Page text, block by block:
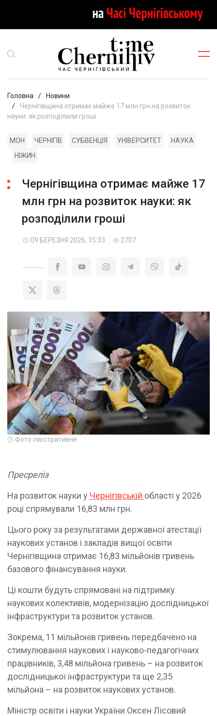
Головна
Новини
Чернігівщина отримає майже 17 млн грн на розвиток
науки: як розподілили гроші
МОН ЧЕРНІГІВ СУБВЕНЦІЯ УНІВЕРСИТЕТ
НАУКА
НІЖИН
Чернігівщина отримає майже 17
млн грн на розвиток науки: як
розподілили гроші
09 БЕРЕЗНЯ 2026, 15:33 2707
Фото ілюстративне
Пресреліз
На розвиток науки у Чернігівській області у 2026
році спрямували 16,83 млн грн.
Цього року за результатами державної атестації
наукових установ і закладів вищої освіти
Чернігівщина отримає 16,83 мільйонів гривень
базового фінансування науки.
Ці кошти будуть спрямовані на підтримку
наукових колективів, модернізацію дослідницької
інфраструктури та розвиток установ.
Зокрема, 11 мільйонів гривень передбачено на
стимулювання наукових і науково-педагогічних
працівників, 3,48 мільйона гривень – на розвиток
дослідницької інфраструктури та ще 2,35
мільйона – на розвиток наукових установ.
Міністр освіти і науки України Оксен Лісовий